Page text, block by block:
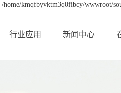
kmqfbyvktm3q0fibcy/wwwroot/
行业应用 新闻中心